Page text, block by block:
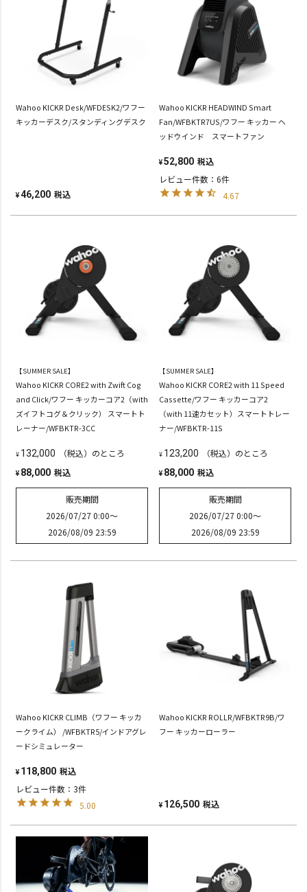
Wahoo KICKR Desk/WFDESK2/ワフー
キッカーデスク/スタンディングデスク
¥46,200 税込
Wahoo KICKR HEADWIND Smart
Fan/WFBKTR7US/ワフー キッカー ヘ
ッドウインド スマートファン
¥52,800 税込
レビュー件数：6件
4.67
【SUMMER SALE】
Wahoo KICKR CORE2 with Zwift Cog
and Click/ワフー キッカーコア2（with
ズイフトコグ＆クリック） スマートト
レーナー/WFBKTR-3CC
¥ 132,000 （税込）のところ
¥ 88,000 税込
販売期間
2026/07/27 0:00〜
2026/08/09 23:59
【SUMMER SALE】
Wahoo KICKR CORE2 with 11 Speed
Cassette/ワフー キッカーコア2
（with 11速カセット）スマートトレー
ナー/WFBKTR-11S
¥ 123,200 （税込）のところ
¥ 88,000 税込
販売期間
2026/07/27 0:00〜
2026/08/09 23:59
Wahoo KICKR CLIMB（ワフー キッカ
ークライム） /WFBKTR5/インドアグレ
ードシミュレーター
¥ 118,800 税込
レビュー件数：3件
5.00
Wahoo KICKR ROLLR/WFBKTR9B/ワ
フー キッカーローラー
¥ 126,500 税込